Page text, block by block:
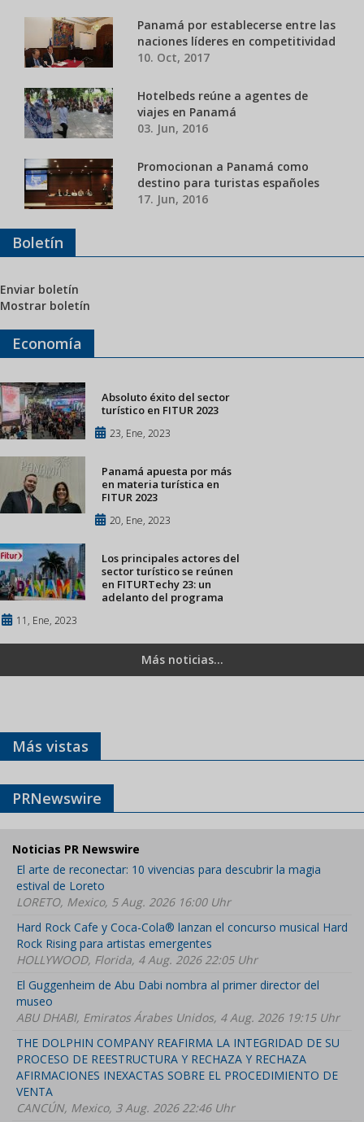
Panamá por establecerse entre las
naciones líderes en competitividad
10. Oct, 2017
Hotelbeds reúne a agentes de
viajes en Panamá
03. Jun, 2016
Promocionan a Panamá como
destino para turistas españoles
17. Jun, 2016
Boletín
Enviar boletín
Mostrar boletín
Economía
Absoluto éxito del sector
turístico en FITUR 2023
23, Ene, 2023
Panamá apuesta por más
en materia turística en
FITUR 2023
20, Ene, 2023
Los principales actores del
sector turístico se reúnen
en FITURTechy 23: un
adelanto del programa
11, Ene, 2023
Más noticias...
Más vistas
PRNewswire
Noticias PR Newswire
El arte de reconectar: 10 vivencias para descubrir la magia
estival de Loreto
LORETO, Mexico, 5 Aug. 2026 16:00 Uhr
Hard Rock Cafe y Coca-Cola® lanzan el concurso musical Hard
Rock Rising para artistas emergentes
HOLLYWOOD, Florida, 4 Aug. 2026 22:05 Uhr
El Guggenheim de Abu Dabi nombra al primer director del
museo
ABU DHABI, Emiratos Árabes Unidos, 4 Aug. 2026 19:15 Uhr
THE DOLPHIN COMPANY REAFIRMA LA INTEGRIDAD DE SU
PROCESO DE REESTRUCTURA Y RECHAZA Y RECHAZA
AFIRMACIONES INEXACTAS SOBRE EL PROCEDIMIENTO DE
VENTA
CANCÚN, Mexico, 3 Aug. 2026 22:46 Uhr